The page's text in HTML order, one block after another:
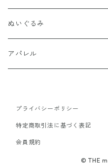
ぬいぐるみ
置きぬいぐるみ
マグネット
ポーチ
アパレル
バッグ
アクセサリー
プライバシーポリシー
特定商取引法に基づく表記
会員規約
© THE